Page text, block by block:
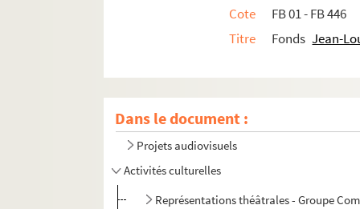
Cote
FB 01 - FB 446
Titre
Fonds Jean-
Dans le document :
Œuvres littéraires
Œuvres graphiques
Projets audiovisuels
Activités culturelles
Représentations théâtrales - Groupe